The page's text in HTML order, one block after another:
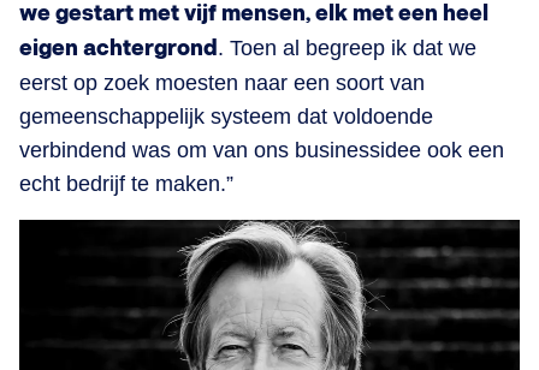
we gestart met vijf mensen, elk met een heel
eigen achtergrond . Toen al begreep ik dat we
eerst op zoek moesten naar een soort van
gemeenschappelijk systeem dat voldoende
verbindend was om van ons businessidee ook een
echt bedrijf te maken.”